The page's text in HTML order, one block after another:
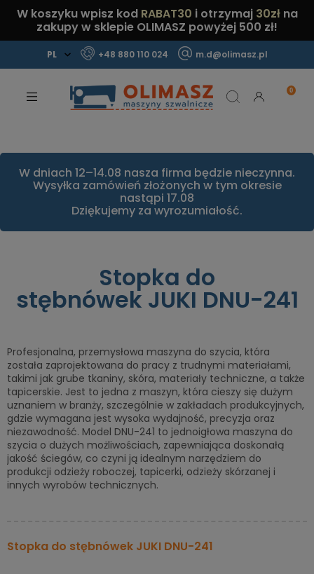
W koszyku wpisz kod RABAT30 i otrzymaj 30złna
zakupy w sklepie OLIMASZ powyżej 500 zł!
+48 880 110 024 m.d@olimasz.pl
Sprawdź!
W dniach 12–14.08 nasza firma będzie nieczynna.
Wysyłka zamówień złożonych w tym okresie
nastąpi 17.08
Dziękujemy za wyrozumiałość.
Stopka do
stębnówek JUKI DNU-241
Profesjonalna, przemysłowa maszyna do szycia, która
została zaprojektowana do pracy z trudnymi materiałami,
takimi jak grube tkaniny, skóra, materiały techniczne, a także
tapicerskie. Jest to jedna z maszyn, która cieszy się dużym
uznaniem w branży, szczególnie w zakładach produkcyjnych,
gdzie wymagana jest wysoka wydajność, precyzja oraz
niezawodność. Model DNU-241 to jednoigłowa maszyna do
szycia o dużych możliwościach, zapewniająca doskonałą
jakość ściegów, co czyni ją idealnym narzędziem do
produkcji odzieży roboczej, tapicerki, odzieży skórzanej i
innych wyrobów technicznych.
Stopka do stębnówek JUKI DNU-241